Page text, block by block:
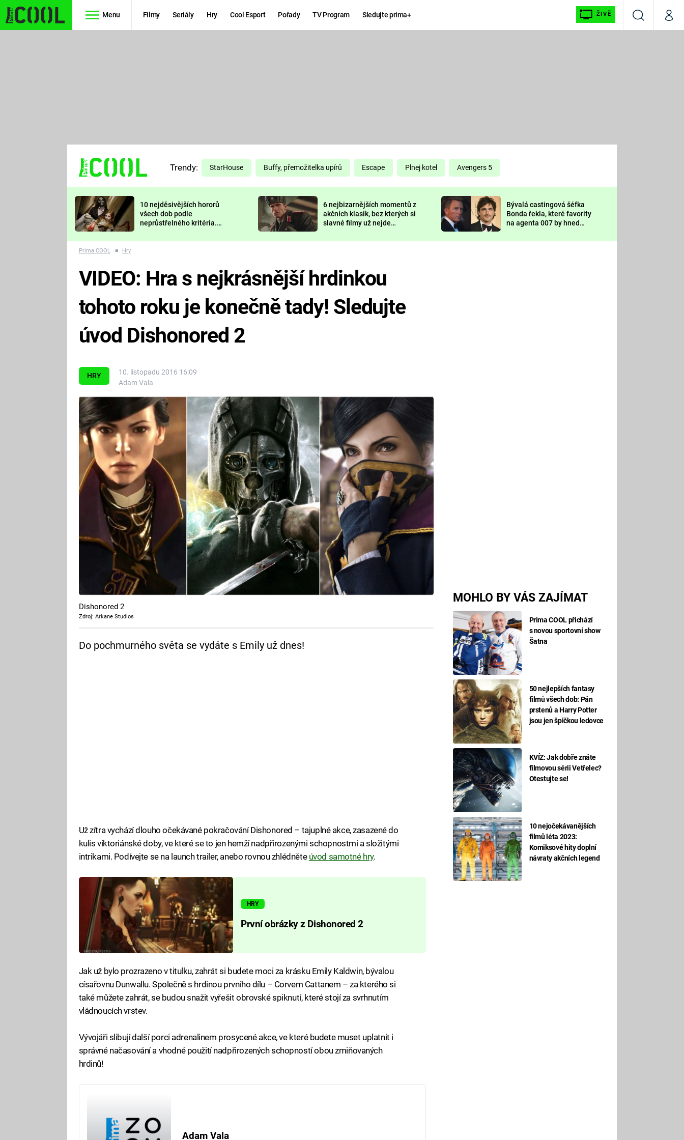
Menu Filmy Seriály Hry Cool Esport Pořady TV Program Sledujte prima+ ŽIVĚ
VyhledáváníMůj
TŘESKU
FUTURAMA
PREDÁTOR
DELIVERANCE
KOMEDIE
CHUCK
NORRIS
DEADPOOL
Prima LAJK
Sledujte nás
Trendy: StarHouse Buffy, přemožitelka upírů Escape Plnej kotel Avengers 5
10 nejděsivějších hororů
všech dob podle
neprůstřelného kritéria.
nejvíc zvednou tep?
6 nejbizarnějších momentů z
akčních klasik, bez kterých si
slavné filmy už nejde
Bývalá castingová šéfka
Bonda řekla, které favority
na agenta 007 by hned
Prima COOL ■ Hry
HRY
10. listopadu 2016 16:09
Adam Vala
MOHLO BY VÁS ZAJÍMAT
Prima COOL přichází
s novou sportovní show
Šatna
50 nejlepších fantasy
filmů všech dob: Pán
prstenů a Harry Potter
jsou jen špičkou ledovce
KVÍZ: Jak dobře znáte
filmovou sérii Vetřelec?
Otestujte se!
10 nejočekávanějších
filmů léta 2023:
Komiksové hity doplní
návraty akčních legend
VIDEO: Hra s nejkrásnější hrdinkou
tohoto roku je konečně tady! Sledujte
úvod Dishonored 2
Dishonored 2
Zdroj: Arkane Studios
Do pochmurného světa se vydáte s Emily už dnes!
Už zítra vychází dlouho očekávané pokračování Dishonored – tajuplné akce, zasazené do
kulis viktoriánské doby, ve které se to jen hemží nadpřirozenými schopnostmi a složitými
intrikami. Podívejte se na launch trailer, anebo rovnou zhlédněte úvod samotné hry.
HRY
První obrázky z Dishonored 2
Jak už bylo prozrazeno v titulku, zahrát si budete moci za krásku Emily Kaldwin, bývalou
císařovnu Dunwallu. Společně s hrdinou prvního dílu – Corvem Cattanem – za kterého si
také můžete zahrát, se budou snažit vyřešit obrovské spiknutí, které stojí za svrhnutím
vládnoucích vrstev.
Vývojáři slibují další porci adrenalinem prosycené akce, ve které budete muset uplatnit i
správné načasování a vhodné použití nadpřirozených schopností obou zmiňovaných
hrdinů!
Adam Vala